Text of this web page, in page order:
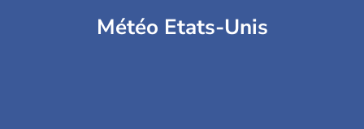
Météo Etats-Unis